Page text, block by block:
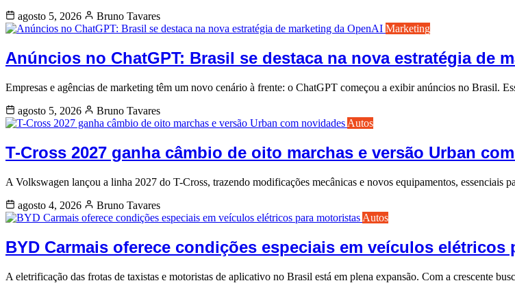
agosto 5, 2026
Bruno Tavares
Marketing
Anúncios no ChatGPT: Brasil se destaca na nova estratégia de
Empresas e agências de marketing têm um novo cenário à frente: o ChatGPT começou a exibir anúncios no Brasil.
agosto 5, 2026
Bruno Tavares
Autos
T-Cross 2027 ganha câmbio de oito marchas e versão Urban
A Volkswagen lançou a linha 2027 do T-Cross, trazendo modificações mecânicas e novos equipamentos,
agosto 4, 2026
Bruno Tavares
Autos
BYD Carmais oferece condições especiais em veículos elétricos
A eletrificação das frotas de taxistas e motoristas de aplicativo no Brasil está em plena expansão. Com a crescente